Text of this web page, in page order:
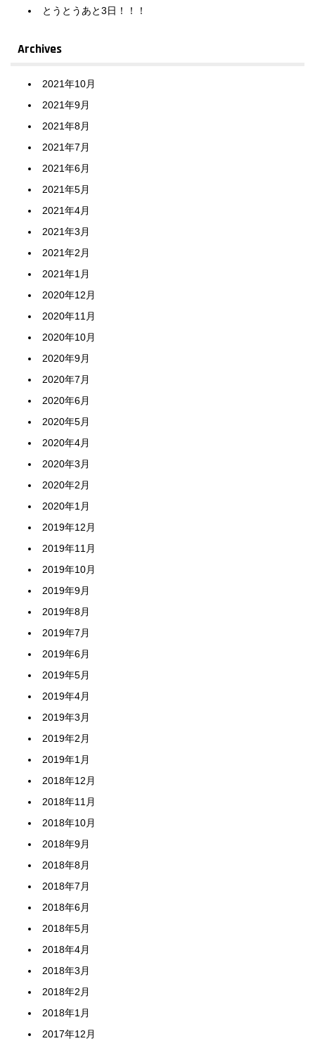
とうとうあと3日！！！
Archives
2021年10月
2021年9月
2021年8月
2021年7月
2021年6月
2021年5月
2021年4月
2021年3月
2021年2月
2021年1月
2020年12月
2020年11月
2020年10月
2020年9月
2020年7月
2020年6月
2020年5月
2020年4月
2020年3月
2020年2月
2020年1月
2019年12月
2019年11月
2019年10月
2019年9月
2019年8月
2019年7月
2019年6月
2019年5月
2019年4月
2019年3月
2019年2月
2019年1月
2018年12月
2018年11月
2018年10月
2018年9月
2018年8月
2018年7月
2018年6月
2018年5月
2018年4月
2018年3月
2018年2月
2018年1月
2017年12月